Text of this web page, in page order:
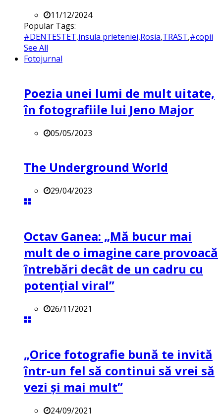
11/12/2024
Popular Tags:
#DENTESTET,insula prieteniei,Rosia,TRAST,#copii
See All
Fotojurnal
Poezia unei lumi de mult uitate,
în fotografiile lui Jeno Major
05/05/2023
The Underground World
29/04/2023
Octav Ganea: „Mă bucur mai
mult de o imagine care provoacă
întrebări decât de un cadru cu
potenţial viral”
26/11/2021
„Orice fotografie bună te invită
într-un fel să continui să vrei să
vezi și mai mult”
24/09/2021